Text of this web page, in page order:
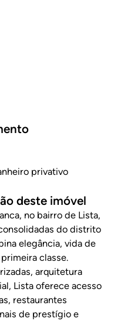
privativo
deste imóvel
no bairro de Lista,
do distrito
elegância, vida de
classe.
arquitetura
Lista oferece acesso
restaurantes
de prestígio e